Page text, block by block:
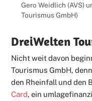
Gero Weidlich (AVS)
Tourismus GmbH)
DreiWelten
Nicht weit davon
Tourismus GmbH,
den Rheinfall und den
Card, ein